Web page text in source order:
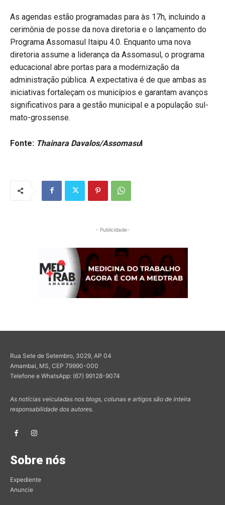
As agendas estão programadas para às 17h, incluindo a
cerimônia de posse da nova diretoria e o lançamento do
Programa Assomasul Itaipu 4.0. Enquanto uma nova
diretoria assume a liderança da Assomasul, o programa
educacional abre portas para a modernização da
administração pública. A expectativa é de que ambas as
iniciativas fortaleçam os municípios e garantam avanços
significativos para a gestão municipal e a população sul-
mato-grossense.
Fonte: Thainara Davalos/Assomasul
- Publicidade-
Rua Sete de Setembro, 3029, AP 04
Amambai, MS, CEP 79990-000
Telefone e WhatsApp: (67) 99128-9074
As notícias veiculadas nos blogs, colunas e artigos são de inteira
responsabilidade dos autores.
Sobre nós
Expediente
Anuncie